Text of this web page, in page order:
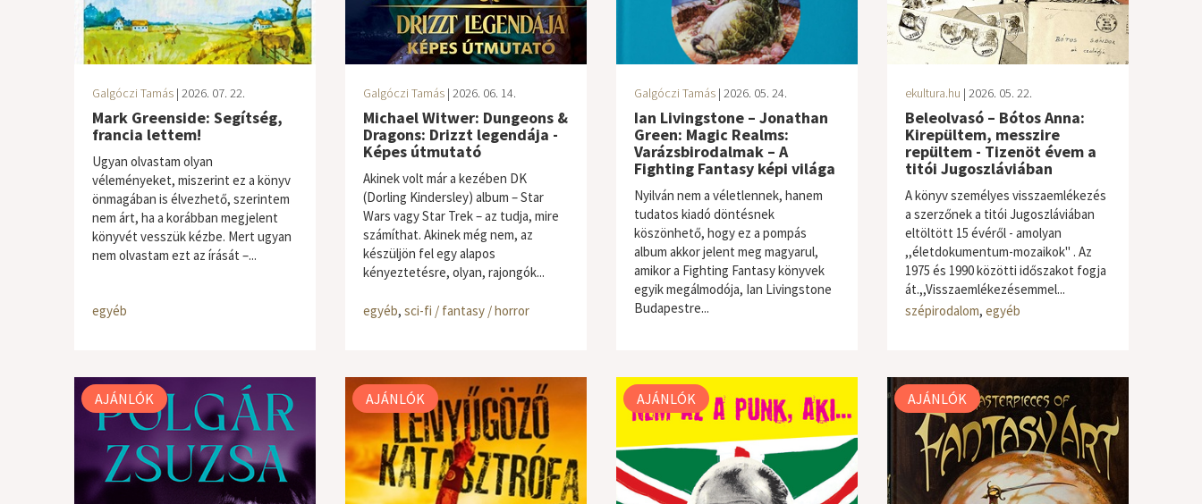
Galgóczi Tamás| 2026. 07. 22.
Mark Greenside: Segítség,
francia lettem!
Ugyan olvastam olyan
véleményeket, miszerint ez a könyv
önmagában is élvezhető, szerintem
nem árt, ha a korábban megjelent
könyvét vesszük kézbe. Mert ugyan
nem olvastam ezt az írását –...
egyéb
Galgóczi Tamás| 2026. 06. 14.
Michael Witwer: Dungeons &
Dragons: Drizzt legendája -
Képes útmutató
Akinek volt már a kezében DK
(Dorling Kindersley) album – Star
Wars vagy Star Trek – az tudja, mire
számíthat. Akinek még nem, az
készüljön fel egy alapos
kényeztetésre, olyan, rajongók...
egyéb, sci-fi / fantasy / horror
Galgóczi Tamás| 2026. 05. 24.
Ian Livingstone – Jonathan
Green: Magic Realms:
Varázsbirodalmak – A
Fighting Fantasy képi világa
Nyilván nem a véletlennek, hanem
tudatos kiadó döntésnek
köszönhető, hogy ez a pompás
album akkor jelent meg magyarul,
amikor a Fighting Fantasy könyvek
egyik megálmodója, Ian Livingstone
Budapestre...
egyéb,sci-fi / fantasy / horror
ekultura.hu | 2026. 05. 22.
Beleolvasó – Bótos Anna:
Kirepültem, messzire
repültem - Tizenöt évem a
titói Jugoszláviában
A könyv személyes visszaemlékezés
a szerzőnek a titói Jugoszláviában
eltöltött 15 évéről - amolyan
,,életdokumentum-mozaikok" . Az
1975 és 1990 közötti időszakot fogja
át.,,Visszaemlékezésemmel...
szépirodalom, egyéb
AJÁNLÓK AJÁNLÓK AJÁNLÓK AJÁNLÓK